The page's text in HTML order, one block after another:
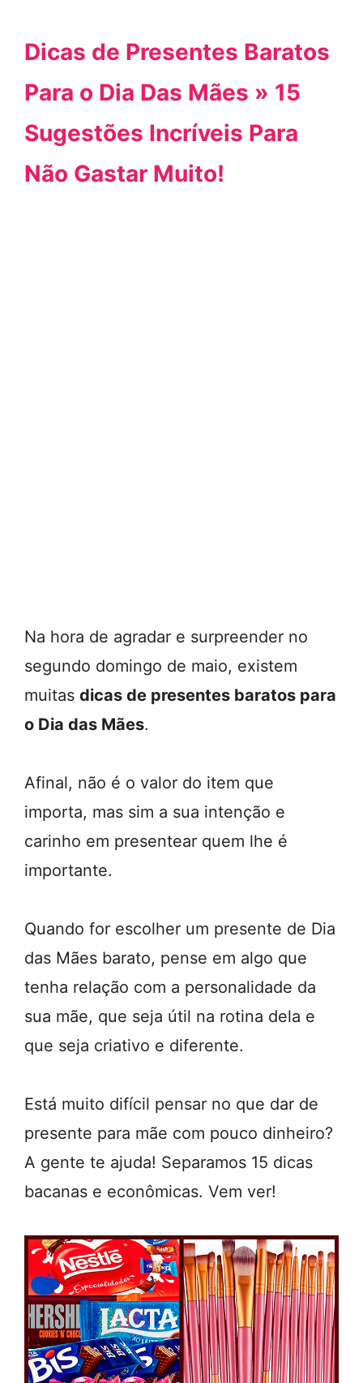
Dicas de Presentes Baratos
Para o Dia Das Mães » 15
Sugestões Incríveis Para
Não Gastar Muito!
Na hora de agradar e surpreender no
segundo domingo de maio, existem
muitas dicas de presentes baratos para
o Dia das Mães.
Afinal, não é o valor do item que
importa, mas sim a sua intenção e
carinho em presentear quem lhe é
importante.
Quando for escolher um presente de Dia
das Mães barato, pense em algo que
tenha relação com a personalidade da
sua mãe, que seja útil na rotina dela e
que seja criativo e diferente.
Está muito difícil pensar no que dar de
presente para mãe com pouco dinheiro?
A gente te ajuda! Separamos 15 dicas
bacanas e econômicas. Vem ver!